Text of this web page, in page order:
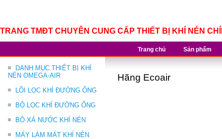
TRANG TMĐT CHUYÊN CUNG CẤP THIẾT BỊ KHÍ NÉN
Trang chủ Sản phẩm
DANH MỤC THIẾT BỊ KHÍ
NÉN OMEGA-AIR
LÕI LỌC KHÍ ĐƯỜNG ỐNG
BỘ LỌC KHÍ ĐƯỜNG ỐNG
BỘ XẢ NƯỚC KHÍ NÉN
MÁY LÀM MÁT KHÍ NÉN
Hãng Ecoair